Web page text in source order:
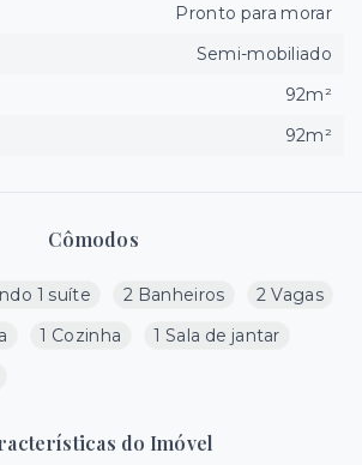
Cômodos
1 suíte 2 Banheiros
2 Vagas
1 Cozinha
1 Sala de jantar
do Imóvel
Pronto para morar
Semi-mobiliado
92m²
92m²